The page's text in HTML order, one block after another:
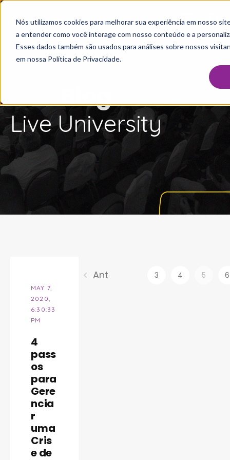
Nós utilizamos cookies para melhorar sua experiência em nosso
a entender como você interage com nosso conteúdo e a
Esses dados também são usados para análises sobre nossos
em nossa Política de Privacidade.
Blog
Live University
INBRASC
MAY 7,
2020,
6:30:33
PM
4
pass
os
para
Gere
ncia
r
uma
Cris
e de
Ant 3 4 5 6